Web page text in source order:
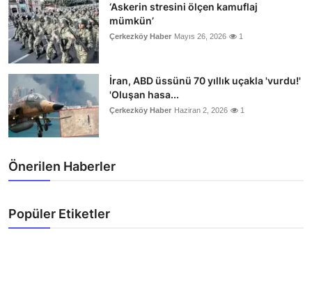
‘Askerin stresini ölçen kamuflaj
mümkün’
Çerkezköy Haber Mayıs 26, 2026 1
İran, ABD üssünü 70 yıllık uçakla 'vurdu!'
'Oluşan hasa...
Çerkezköy Haber Haziran 2, 2026 1
Önerilen Haberler
Popüler Etiketler